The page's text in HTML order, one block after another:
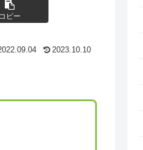
コピー
2023.10.10